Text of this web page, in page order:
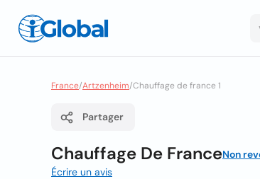
France/Artzenheim/Chauffage de france 1
Partager
Chauffage De FranceNon
Écrire un avis